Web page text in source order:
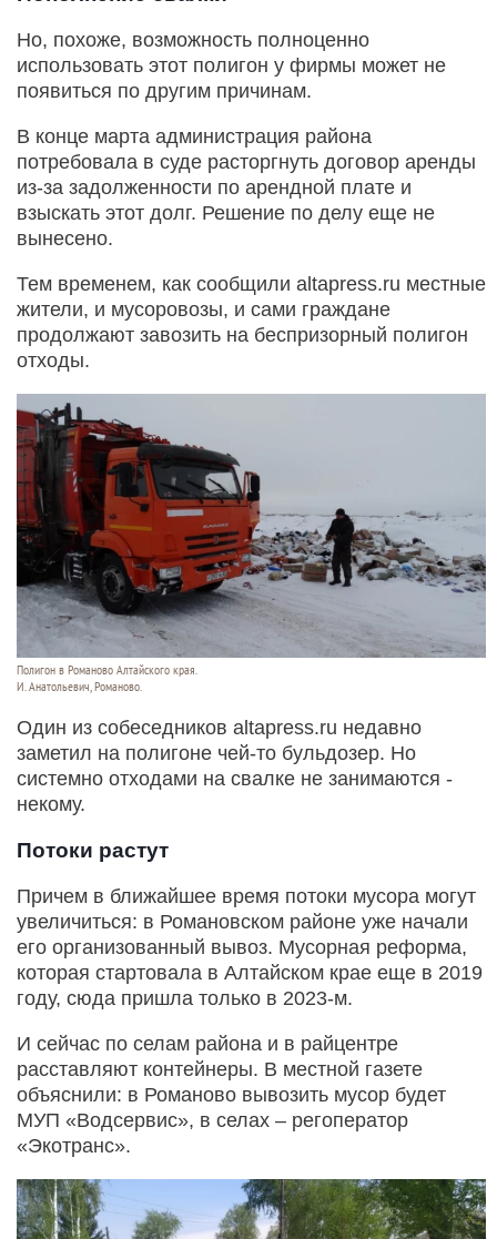
Но, похоже, возможность полноценно
использовать этот полигон у фирмы может не
появиться по другим причинам.
В конце марта администрация района
потребовала в суде расторгнуть договор аренды
из-за задолженности по арендной плате и
взыскать этот долг. Решение по делу еще не
вынесено.
Тем временем, как сообщили altapress.ru местные
жители, и мусоровозы, и сами граждане
продолжают завозить на беспризорный полигон
отходы.
Полигон в Романово Алтайского края.
И. Анатольевич, Романово.
Один из собеседников altapress.ru недавно
заметил на полигоне чей-то бульдозер. Но
системно отходами на свалке не занимаются -
некому.
Потоки растут
Причем в ближайшее время потоки мусора могут
увеличиться: в Романовском районе уже начали
его организованный вывоз. Мусорная реформа,
которая стартовала в Алтайском крае еще в 2019
году, сюда пришла только в 2023-м.
И сейчас по селам района и в райцентре
расставляют контейнеры. В местной газете
объяснили: в Романово вывозить мусор будет
МУП «Водсервис», в селах – регоператор
«Экотранс».